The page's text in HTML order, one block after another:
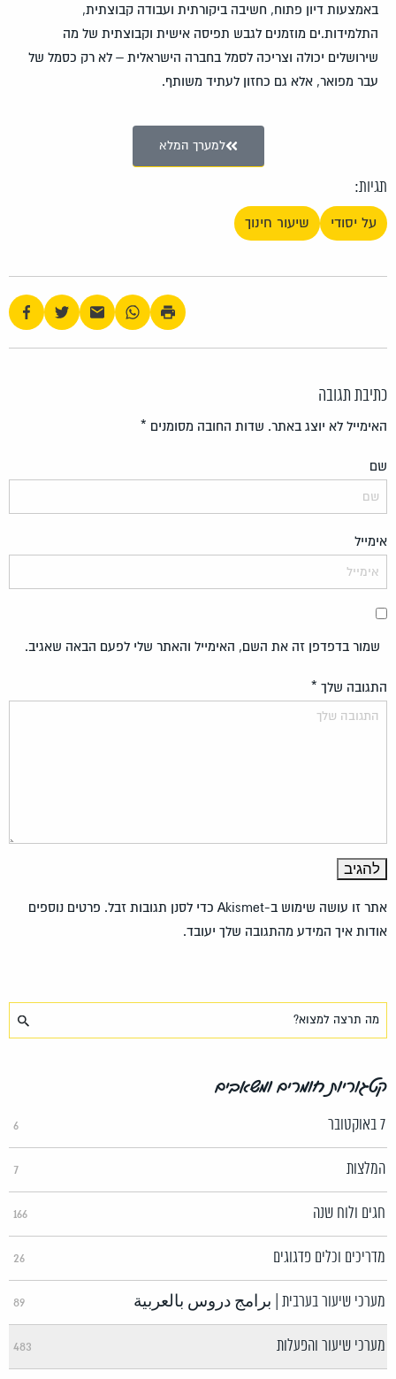
באמצעות דיון פתוח, חשיבה ביקורתית ועבודה קבוצתית,
התלמידות.ים מוזמנים לגבש תפיסה אישית וקבוצתית של מה
שירושלים יכולה וצריכה לסמל בחברה הישראלית – לא רק כסמל של
עבר מפואר, אלא גם כחזון לעתיד משותף.
למערך המלא
תגיות:
על יסודי שיעור חינוך
כתיבת תגובה
האימייל לא יוצג באתר. שדות החובה מסומנים *
שם
אימייל
שמור בדפדפן זה את השם, האימייל והאתר שלי לפעם הבאה שאגיב.
התגובה שלך *
אתר זו עושה שימוש ב-Akismet כדי לסנן תגובות זבל.
פרטים נוספים
אודות איך המידע מהתגובה שלך יעובד.
קטגוריות חומרים ומשאבים
7 באוקטובר 6
המלצות 7
חגים ולוח שנה 166
מדריכים וכלים פדגוגים 26
מערכי שיעור בערבית | برامج دروس بالعربية 89
מערכי שיעור והפעלות 483